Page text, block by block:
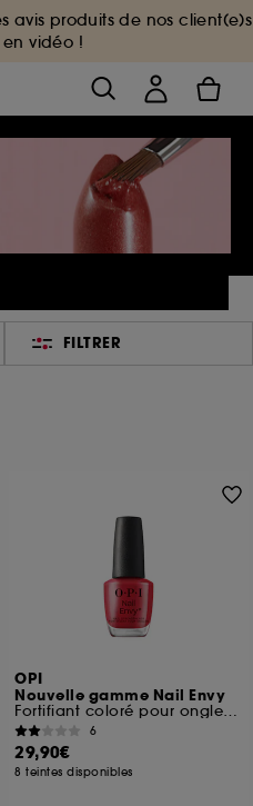
avis produits de nos client(e)s
vidéo !
FILTRER
OPI
Nouvelle gamme Nail Envy
Fortifiant coloré pour ongles naturels
6
29,90€
8 teintes disponibles